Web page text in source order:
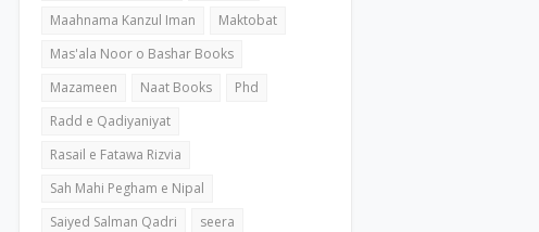
Maahnama Kanzul Iman
Maktobat
Mas'ala Noor o Bashar Books
Mazameen
Naat Books
Phd
Radd e Qadiyaniyat
Rasail e Fatawa Rizvia
Sah Mahi Pegham e Nipal
Saiyed Salman Qadri
seera